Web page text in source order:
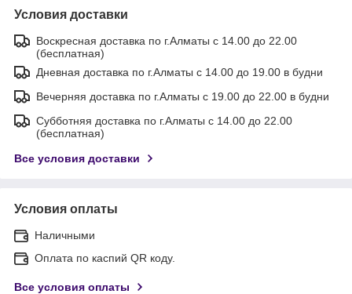
Условия доставки
Воскресная доставка по г.Алматы с 14.00 до 22.00
(бесплатная)
Дневная доставка по г.Алматы с 14.00 до 19.00 в будни
Вечерняя доставка по г.Алматы с 19.00 до 22.00 в будни
Субботняя доставка по г.Алматы с 14.00 до 22.00
(бесплатная)
Все условия доставки
Условия оплаты
Наличными
Оплата по каспий QR коду.
Все условия оплаты